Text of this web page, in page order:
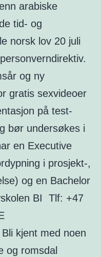
arabiske
tid- og
norsk lov 20 juli
og ny
gratis sexvideoer
på test-
bør undersøkes i
en Executive
i prosjekt-,
og en Bachelor
BI ​ Tlf: +47
kjent med noen
og romsdal